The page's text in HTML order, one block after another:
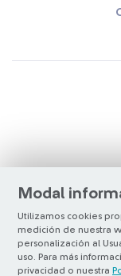
Modal
Utilizamos cookies
medición de nuestra
personalización al
uso. Para más
privacidad o nuestra
©